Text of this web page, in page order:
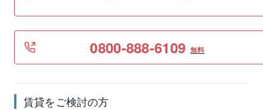
0800-888-6109 無料
賃貸をご検討の方